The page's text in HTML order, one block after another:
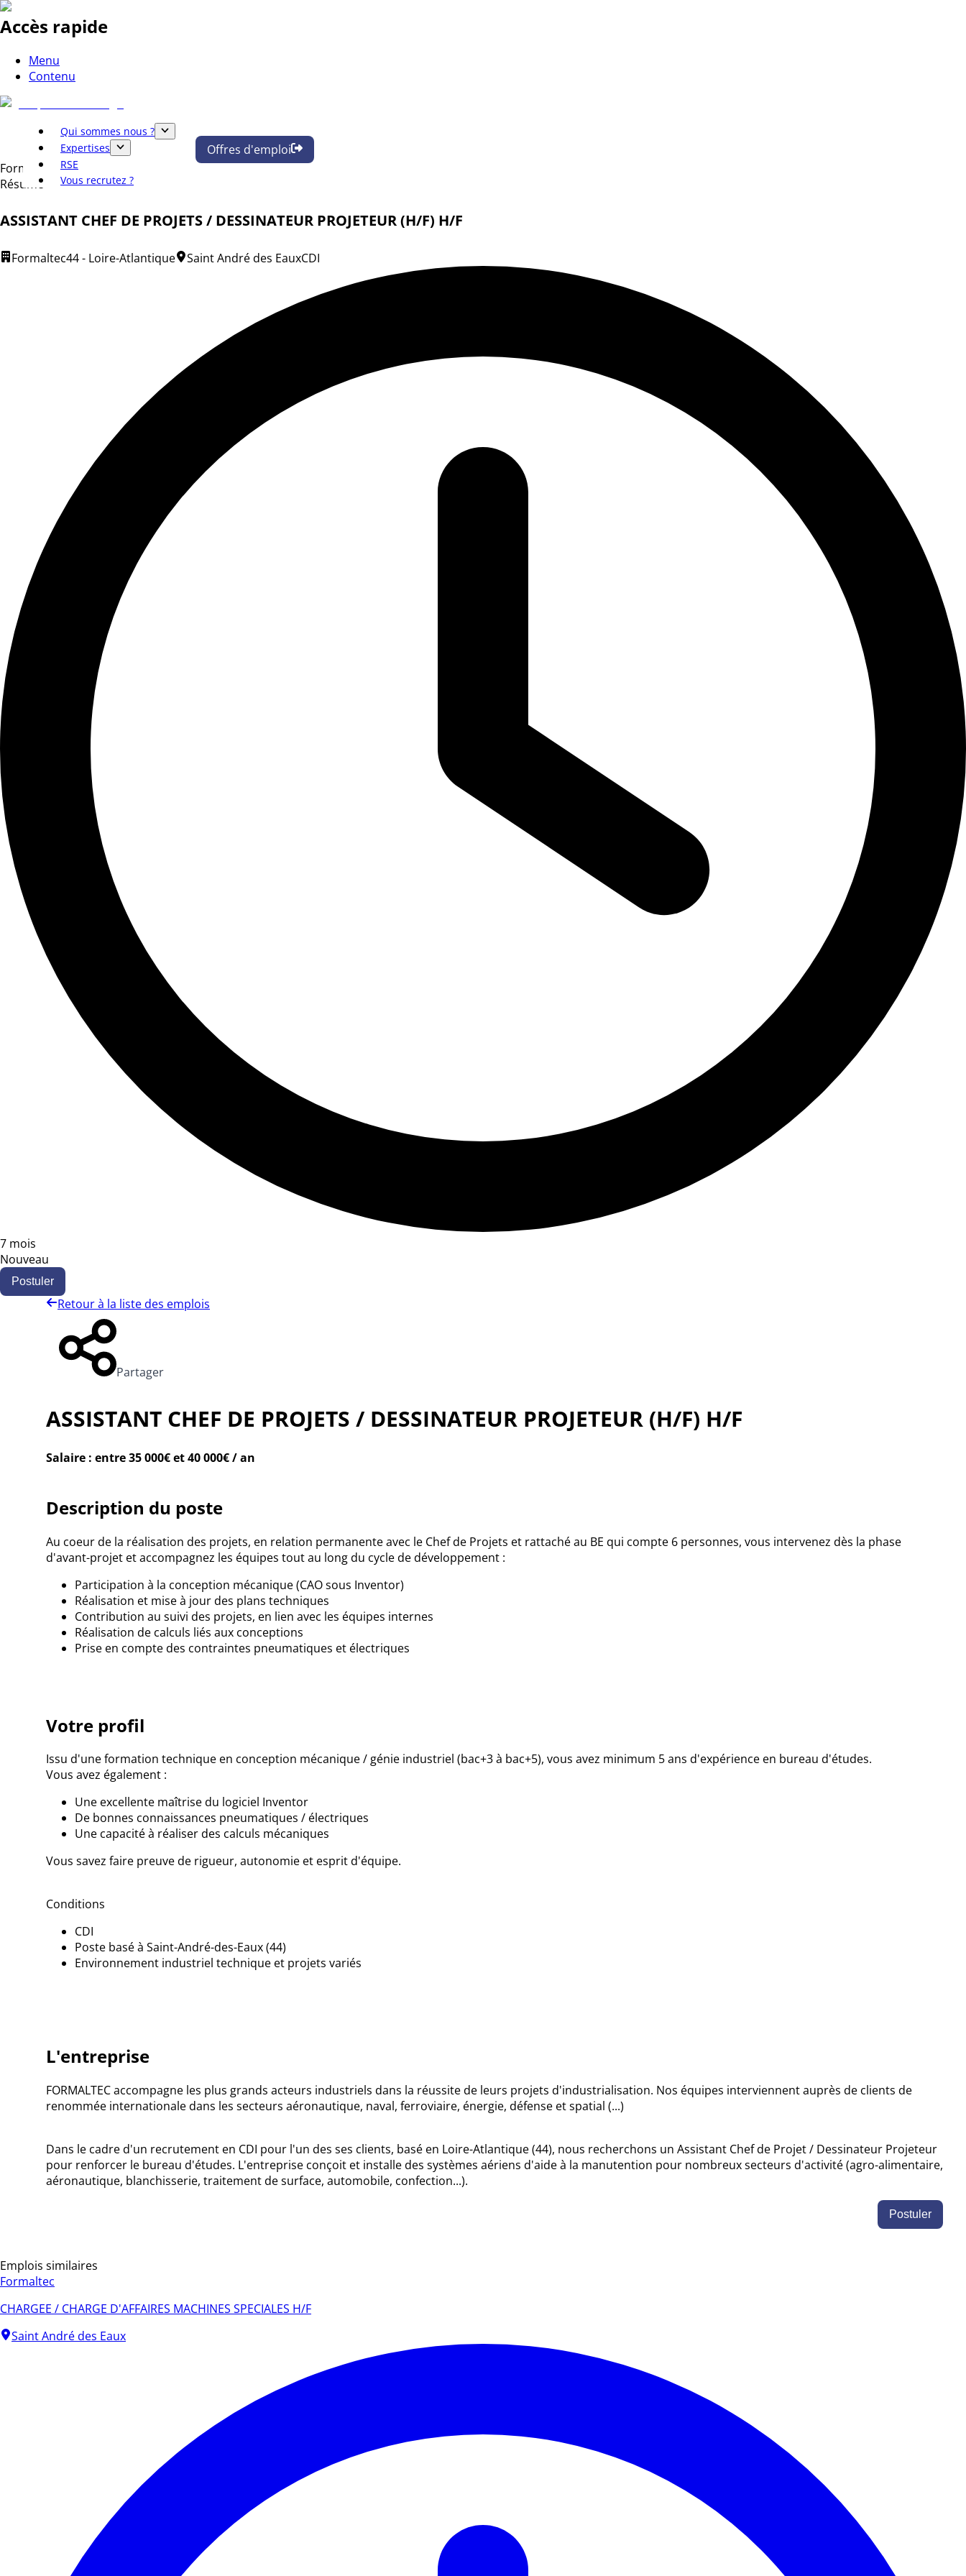
Accès rapide
Menu
Contenu
Qui sommes nous ?
Expertises
RSE
Vous recrutez ?
Offres d'emploi
Formaltec
Résumé
ASSISTANT CHEF DE PROJETS / DESSINATEUR PROJETEUR (H/F) H/F
Formaltec44 - Loire-Atlantique Saint André des EauxCDI
7 mois
Nouveau
Postuler
Retour à la liste des emplois
Partager
ASSISTANT CHEF DE PROJETS / DESSINATEUR PROJETEUR (H/F) H/F
Salaire : entre 35 000€ et 40 000€ / an
Description du poste
Au coeur de la réalisation des projets, en relation permanente avec le Chef de Projets et rattaché au BE qui compte 6 personnes, vous intervenez dès la phase
d'avant-projet et accompagnez les équipes tout au long du cycle de développement :
Participation à la conception mécanique(CAO sous Inventor)
Réalisation et mise à jour des plans techniques
Contribution au suivi des projets, en lien avec les équipes internes
Réalisation de calculs liés aux conceptions
Prise en compte des contraintes pneumatiques et électriques
Votre profil
Issu d'une formation technique en conception mécanique / génie industriel (bac+3 à bac+5), vous avez minimum 5 ans d'expérience en bureau d'études.
Vous avez également :
Une excellente maîtrise du logiciel Inventor
De bonnes connaissances pneumatiques / électriques
Une capacité à réaliser des calculs mécaniques
Vous savez faire preuve de rigueur, autonomie et esprit d'équipe.
Conditions
CDI
Poste basé à Saint-André-des-Eaux (44)
Environnement industriel technique et projets variés
L'entreprise
FORMALTECaccompagne les plus grands acteurs industriels dans la réussite de leurs projets d'industrialisation. Nos équipes interviennent auprès de clients de
renommée internationale dans les secteurs aéronautique, naval, ferroviaire, énergie, défense et spatial (...)
Dans le cadre d'un recrutement en CDI pour l'un des ses clients, basé en Loire-Atlantique (44), nous recherchons un Assistant Chef de Projet / Dessinateur Projeteur
pour renforcer le bureau d'études. L'entreprise conçoit et installe des systèmes aériens d'aide à la manutention pour nombreux secteurs d'activité (agro-alimentaire,
aéronautique, blanchisserie, traitement de surface, automobile, confection...).
Postuler
Emplois similaires
Formaltec
CHARGEE / CHARGE D'AFFAIRES MACHINES SPECIALES H/F
Saint André des Eaux